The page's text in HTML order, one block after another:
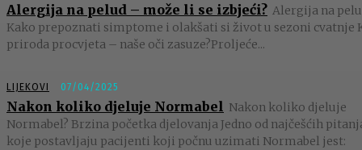
Alergija na pelud – može li se izbjeći? Alergija na
Kako prepoznati simptome i olakšati si život u sezoni cvatnje
priroda procvjeta – naše oči zasuze?Proljeće...
LIJEKOVI 07/04/2025
Nakon koliko djeluje Normabel Nakon koliko djeluje
Normabel? Brzina početka djelovanja Jedno od najčešćih
koje postavljaju pacijenti koji počnu uzimati Normabel jest: